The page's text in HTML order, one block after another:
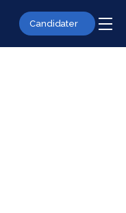
Candidater